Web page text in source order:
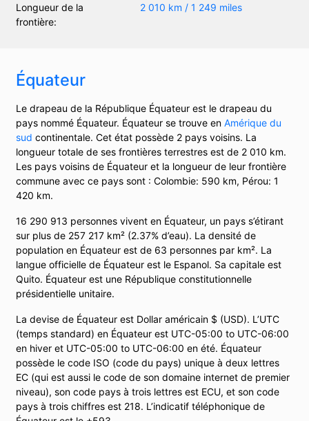
Longueur de la
frontière:
2 010 km / 1 249 miles
Équateur
Le drapeau de la République Équateur est le drapeau du
pays nommé Équateur. Équateur se trouve en Amérique du
sud continentale. Cet état possède 2 pays voisins. La
longueur totale de ses frontières terrestres est de 2 010 km.
Les pays voisins de Équateur et la longueur de leur frontière
commune avec ce pays sont : Colombie: 590 km, Pérou: 1
420 km.
16 290 913 personnes vivent en Équateur, un pays s’étirant
sur plus de 257 217 km² (2.37% d’eau). La densité de
population en Équateur est de 63 personnes par km². La
langue officielle de Équateur est le Espanol. Sa capitale est
Quito. Équateur est une République constitutionnelle
présidentielle unitaire.
La devise de Équateur est Dollar américain $ (USD). L’UTC
(temps standard) en Équateur est UTC-05:00 to UTC-06:00
en hiver et UTC-05:00 to UTC-06:00 en été. Équateur
possède le code ISO (code du pays) unique à deux lettres
EC (qui est aussi le code de son domaine internet de premier
niveau), son code pays à trois lettres est ECU, et son code
pays à trois chiffres est 218. L’indicatif téléphonique de